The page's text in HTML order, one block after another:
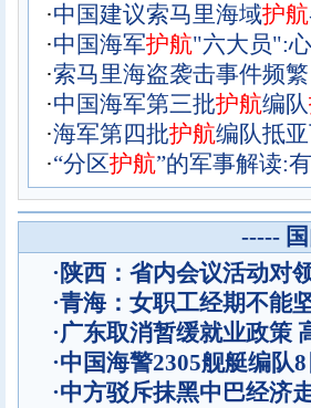
·中国建议索马里海域护航
·中国海军护航"六大员":
·索马里海盗袭击事件频
·中国海军第三批护航编队
·海军第四批护航编队抵
·“分区护航”的军事解读:
-----
·陕西：省内会议活动对
·青海：女职工经期不能
·广东取消暂缓就业政策
·中国海警2305舰艇编队
·中方驳斥抹黑中巴经济